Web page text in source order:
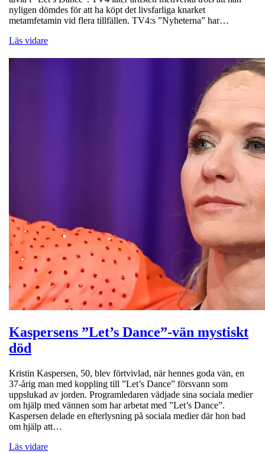
nyligen dömdes för att ha köpt det livsfarliga knarket
metamfetamin vid flera tillfällen. TV4:s ”Nyheterna” har…
Läs vidare
Kaspersens ”Let’s Dance”-vän mystiskt
död
Kristin Kaspersen, 50, blev förtvivlad, när hennes goda vän, en
37-årig man med koppling till ”Let’s Dance” försvann som
uppslukad av jorden. Programledaren vädjade sina sociala medier
om hjälp med vännen som har arbetat med ”Let’s Dance”.
Kaspersen delade en efterlysning på sociala medier där hon bad
om hjälp att…
Läs vidare